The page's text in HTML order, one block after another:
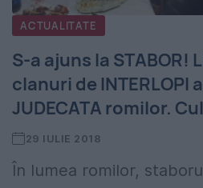
ACTUALITATE
S-a ajuns la STABOR!
clanuri de INTERLOPI
JUDECATA romilor.
29 IULIE 2018
În lumea romilor,